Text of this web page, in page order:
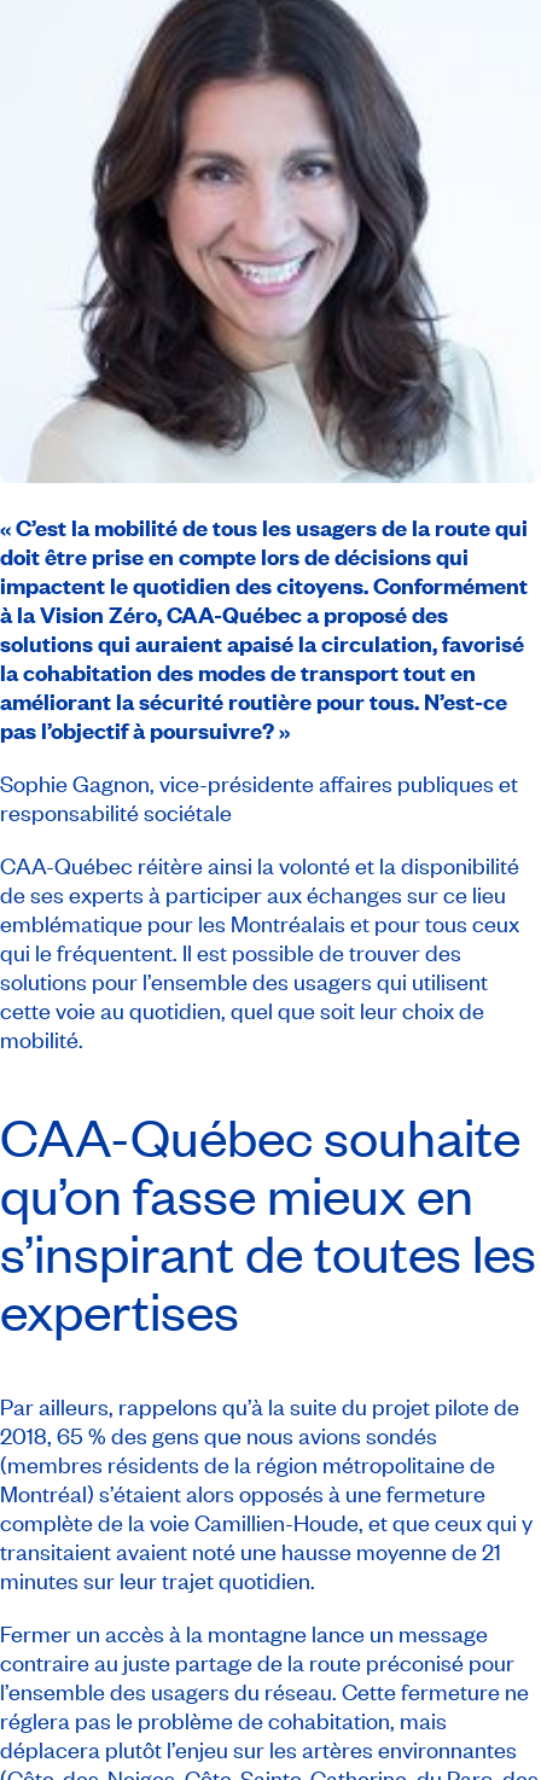
« C’est la mobilité de tous les usagers de la route qui
doit être prise en compte lors de décisions qui
impactent le quotidien des citoyens. Conformément
à la Vision Zéro, CAA-Québec a proposé des
solutions qui auraient apaisé la circulation, favorisé
la cohabitation des modes de transport tout en
améliorant la sécurité routière pour tous. N’est-ce
pas l’objectif à poursuivre? »
Sophie Gagnon, vice-présidente affaires publiques et
responsabilité sociétale
CAA-Québec réitère ainsi la volonté et la disponibilité
de ses experts à participer aux échanges sur ce lieu
emblématique pour les Montréalais et pour tous ceux
qui le fréquentent. Il est possible de trouver des
solutions pour l’ensemble des usagers qui utilisent
cette voie au quotidien, quel que soit leur choix de
mobilité.
CAA-Québecsouhaite
qu’on fasse mieux en
s’inspirant de toutes les
expertises
Par ailleurs, rappelons qu’à la suite du projet pilote de
2018, 65 % des gens que nous avions sondés
(membres résidents de la région métropolitaine de
Montréal) s’étaient alors opposés à une fermeture
complète de la voie Camillien-Houde, et que ceux qui y
transitaient avaient noté une hausse moyenne de 21
minutes sur leur trajet quotidien.
Fermer un accès à la montagne lance un message
contraire au juste partage de la route préconisé pour
l’ensemble des usagers du réseau. Cette fermeture ne
réglera pas le problème de cohabitation, mais
déplacera plutôt l’enjeu sur les artères environnantes